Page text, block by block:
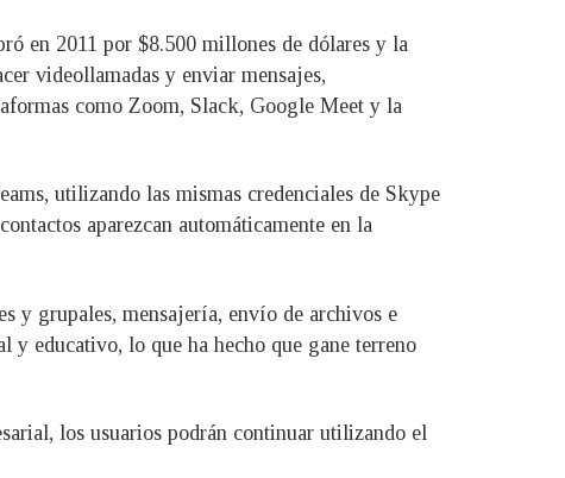
en 2011 por $8.500 millones de dólares y la
videollamadas y enviar mensajes,
como Zoom, Slack, Google Meet y la
utilizando las mismas credenciales de Skype
aparezcan automáticamente en la
y grupales, mensajería, envío de archivos e
y educativo, lo que ha hecho que gane terreno
los usuarios podrán continuar utilizando el